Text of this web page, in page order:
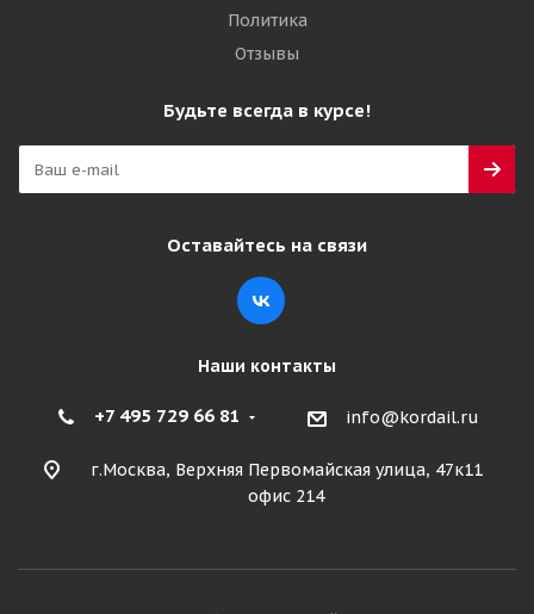
Политика
Отзывы
Будьте всегда в курсе!
Оставайтесь на связи
Наши контакты
+7 495 729 66 81 info@kordail.ru
г.Москва, Верхняя Первомайская улица, 47к11
офис 214